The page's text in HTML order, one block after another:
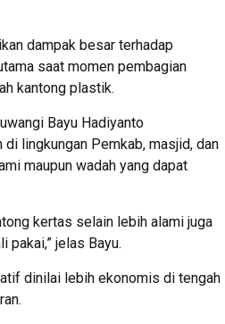
dampak besar terhadap
saat momen pembagian
kantong plastik.
Bayu Hadiyanto
lingkungan Pemkab, masjid, dan
maupun wadah yang dapat
kertas selain lebih alami juga
pakai,” jelas Bayu.
dinilai lebih ekonomis di tengah